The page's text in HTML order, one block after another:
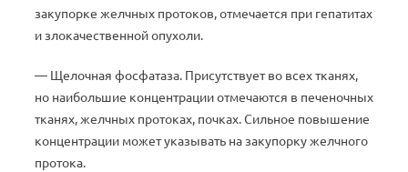
закупорке желчных протоков, отмечается при гепатитах
и злокачественной опухоли.
— Щелочная фосфатаза. Присутствует во всех тканях,
но наибольшие концентрации отмечаются в печеночных
тканях, желчных протоках, почках. Сильное повышение
концентрации может указывать на закупорку желчного
протока.